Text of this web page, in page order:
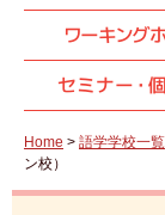
ワーキング
セミナー・
Home > 語学学校一覧
ン校）